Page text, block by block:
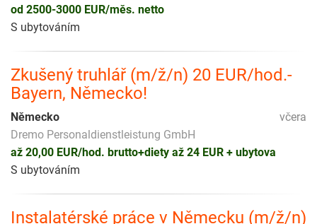
od 2500-3000 EUR/měs. netto
S ubytováním
Zkušený truhlář (m/ž/n) 20 EUR/hod.-
Bayern, Německo!
včera
Německo
Dremo Personaldienstleistung GmbH
až 20,00 EUR/hod. brutto+diety až 24 EUR + ubytova
S ubytováním
Instalatérské práce v Německu (m/ž/n)